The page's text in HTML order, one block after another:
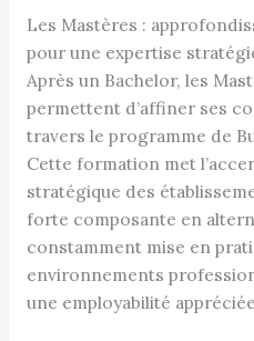
Les Mastères :
pour une expertise
Après un Bachelor, les
permettent d’affiner ses
travers le programme de
Cette formation met
stratégique des
forte composante en
constamment mise en
environnements
une employabilité